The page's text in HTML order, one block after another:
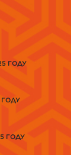
ГОДУ
ГОДУ